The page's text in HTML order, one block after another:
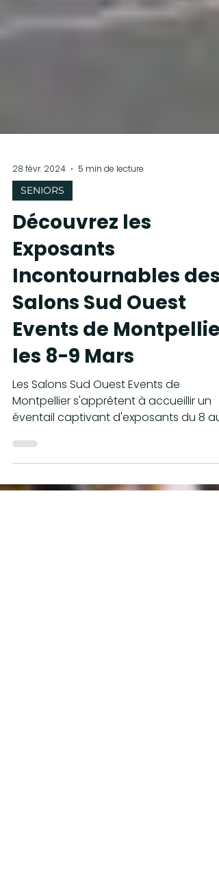
28 févr. 2024
SENIORS
Découvrez les
Exposants
Incontournables des
Salons Sud Ouest
Events de Montpellier
les 8-9 Mars
Les Salons Sud Ouest Events de
Montpellier s'apprêtent à accueillir un